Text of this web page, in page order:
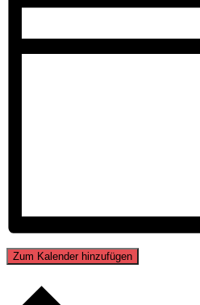
Zum Kalender hinzufügen